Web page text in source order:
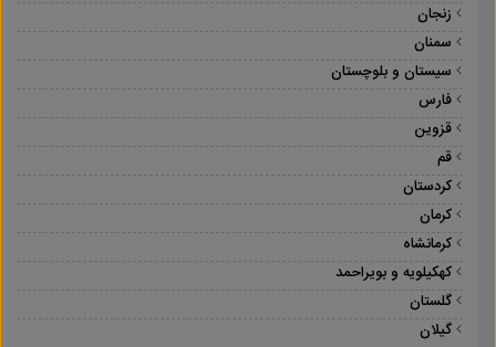
زنجان
سمنان
سیستان و بلوچستان
فارس
قزوین
قم
کردستان
کرمان
کرمانشاه
کهکیلویه و بویراحمد
گلستان
گیلان